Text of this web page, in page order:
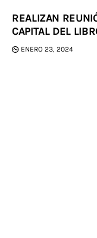
REALIZAN
CAPITAL DEL
ENERO 23, 2024